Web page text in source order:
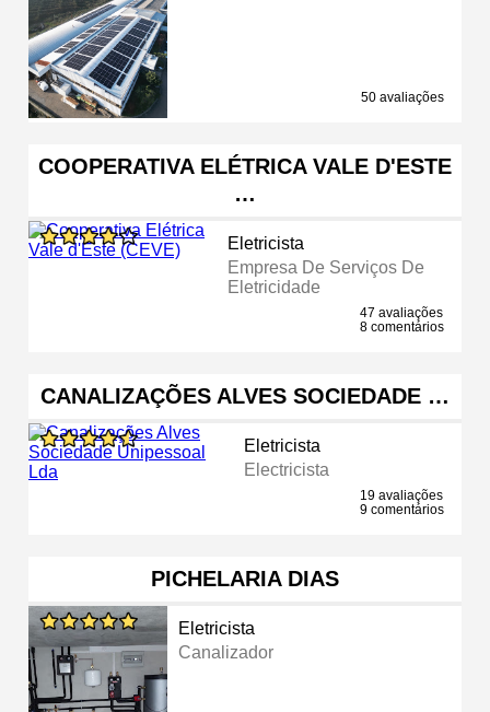
50 avaliações
COOPERATIVA ELÉTRICA VALE D'ESTE
…
Eletricista
Empresa De Serviços De
Eletricidade
47 avaliações
8 comentários
CANALIZAÇÕES ALVES SOCIEDADE …
Eletricista
Electricista
19 avaliações
9 comentários
PICHELARIA DIAS
Eletricista
Canalizador